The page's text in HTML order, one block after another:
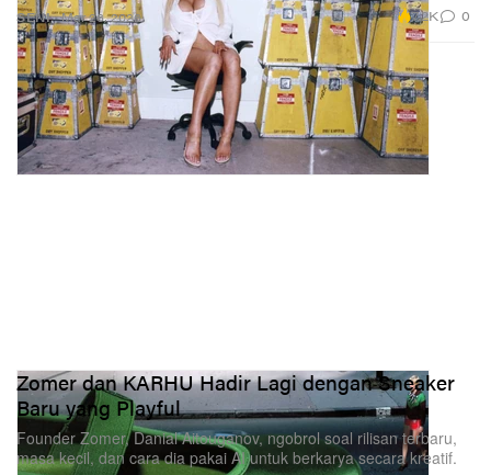
SENI Mar 26, 2026 7.2K 0
Zomer dan KARHU Hadir Lagi dengan Sneaker
Baru yang Playful
Founder Zomer, Danial Aitouganov, ngobrol soal rilisan terbaru,
masa kecil, dan cara dia pakai AI untuk berkarya secara kreatif.